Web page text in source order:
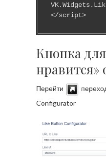
</script>
Кнопка
нравится»
Перейти
Configurator